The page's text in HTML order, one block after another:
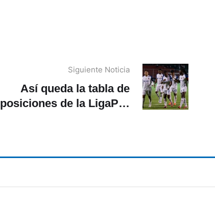
Siguiente Noticia
Así queda la tabla de
posiciones de la LigaPro